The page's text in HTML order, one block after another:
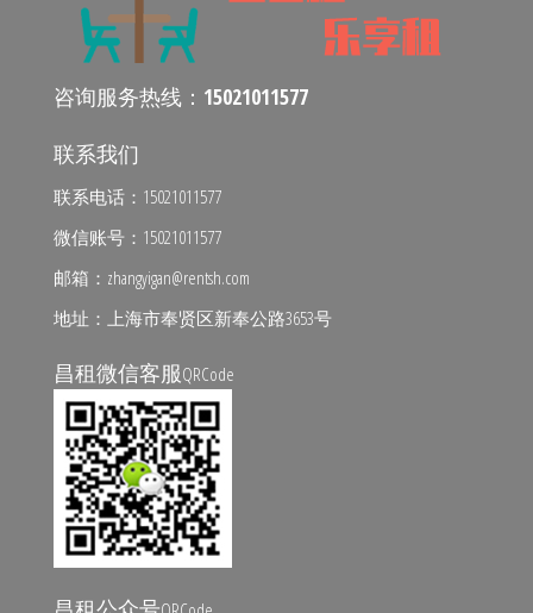
咨询服务热线： 15021011577
联系我们
联系电话：15021011577
微信账号：15021011577
邮箱：zhangyigan@rentsh.com
地址：上海市奉贤区新奉公路3653号
昌租微信客服QRCode